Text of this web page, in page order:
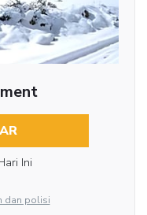
Ini
dan polisi